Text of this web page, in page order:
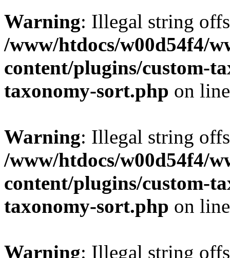
Warning: Illegal string
/www/htdocs/w00d54f4/
content/plugins/custom-
taxonomy-sort.php on
Warning: Illegal string
/www/htdocs/w00d54f4/
content/plugins/custom-
taxonomy-sort.php on
Warning: Illegal string